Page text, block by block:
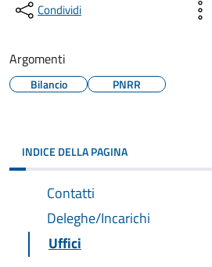
Condividi
Argomenti
Bilancio PNRR
INDICE DELLA PAGINA
Contatti
Deleghe/Incarichi
Uffici